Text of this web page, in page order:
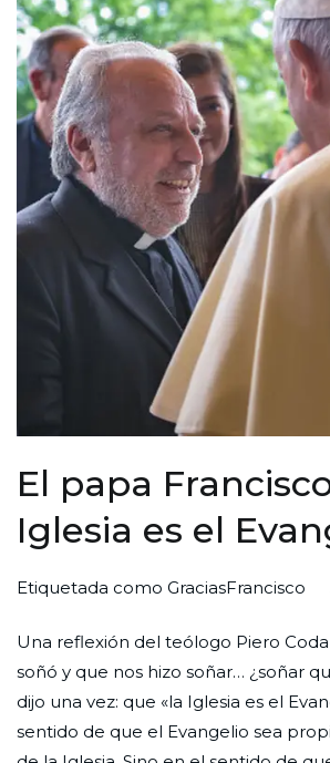
El papa
Iglesia es el
Por
Ciudad
Nueva
Publicada
30
de
abril
de
Publicada
Sin
categoría
Etiquetada como GraciasFrancisco
Una reflexión del teólogo Piero
soñó y que nos hizo soñar… ¿soñar
dijo una vez: que «la Iglesia es el
sentido de que el Evangelio sea